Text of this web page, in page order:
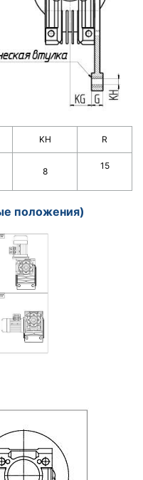
KH R
8
15
положения)